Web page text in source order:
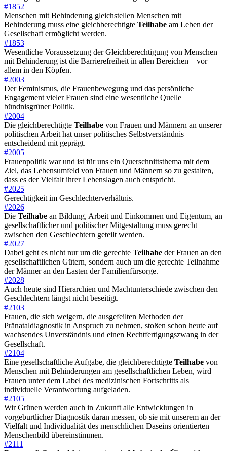
#1852
Menschen mit Behinderung gleichstellen Menschen mit
Behinderung muss eine gleichberechtigte Teilhabe am Leben der
Gesellschaft ermöglicht werden.
#1853
Wesentliche Voraussetzung der Gleichberechtigung von Menschen
mit Behinderung ist die Barrierefreiheit in allen Bereichen – vor
allem in den Köpfen.
#2003
Der Feminismus, die Frauenbewegung und das persönliche
Engagement vieler Frauen sind eine wesentliche Quelle
bündnisgrüner Politik.
#2004
Die gleichberechtigte Teilhabe von Frauen und Männern an unserer
politischen Arbeit hat unser politisches Selbstverständnis
entscheidend mit geprägt.
#2005
Frauenpolitik war und ist für uns ein Querschnittsthema mit dem
Ziel, das Lebensumfeld von Frauen und Männern so zu gestalten,
dass es der Vielfalt ihrer Lebenslagen auch entspricht.
#2025
Gerechtigkeit im Geschlechterverhältnis.
#2026
Die Teilhabe an Bildung, Arbeit und Einkommen und Eigentum, an
gesellschaftlicher und politischer Mitgestaltung muss gerecht
zwischen den Geschlechtern geteilt werden.
#2027
Dabei geht es nicht nur um die gerechte Teilhabe der Frauen an den
gesellschaftlichen Gütern, sondern auch um die gerechte Teilnahme
der Männer an den Lasten der Familienfürsorge.
#2028
Auch heute sind Hierarchien und Machtunterschiede zwischen den
Geschlechtern längst nicht beseitigt.
#2103
Frauen, die sich weigern, die ausgefeilten Methoden der
Pränataldiagnostik in Anspruch zu nehmen, stoßen schon heute auf
wachsendes Unverständnis und einen Rechtfertigungszwang in der
Gesellschaft.
#2104
Eine gesellschaftliche Aufgabe, die gleichberechtigte Teilhabe von
Menschen mit Behinderungen am gesellschaftlichen Leben, wird
Frauen unter dem Label des medizinischen Fortschritts als
individuelle Verantwortung aufgeladen.
#2105
Wir Grünen werden auch in Zukunft alle Entwicklungen in
vorgeburtlicher Diagnostik daran messen, ob sie mit unserem an der
Vielfalt und Individualität des menschlichen Daseins orientierten
Menschenbild übereinstimmen.
#2111